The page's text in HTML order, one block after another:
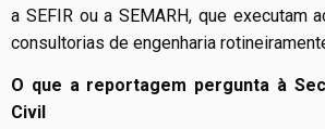
a SEFIR ou a SEMARH, que executam
consultorias de engenharia
O que a reportagem pergunta à
Civil